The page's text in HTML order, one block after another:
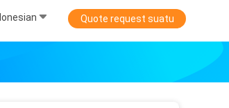
Quote request suatu